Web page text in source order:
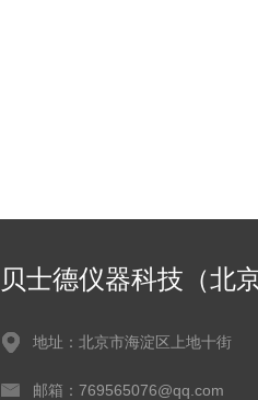
贝士德仪器科技（北
地址：北京市海淀区上地十街
邮箱：769565076@qq.com